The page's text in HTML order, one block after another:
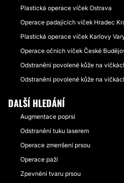
Plastická operace víček Ostrava
Operace padajících víček Hradec
Plastická operace víček Karlovy
Operace očních víček České
Odstranění povolené kůže na
Odstranění povolené kůže na
DALŠÍ HLEDÁNÍ
Augmentace poprsí
Odstranění tuku laserem
Operace zmenšení prsou
Operace paží
Zpevnění tvaru prsou